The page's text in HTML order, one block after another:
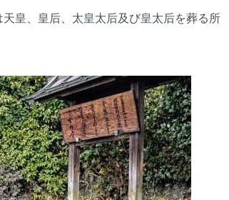
皇、皇后、太皇太后及び皇太后を葬る所